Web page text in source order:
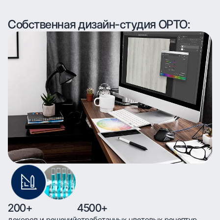
Собственная дизайн-студия ОРТО:
200+ 4500+